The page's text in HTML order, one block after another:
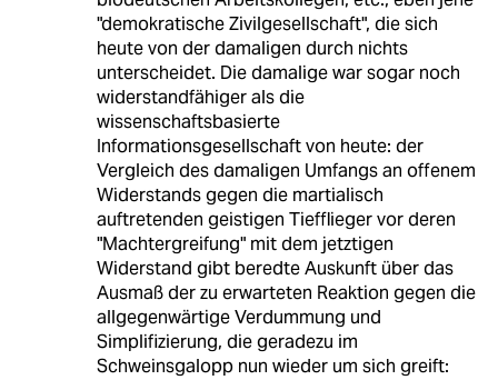
"demokratische Zivilgesellschaft", die sich
heute von der damaligen durch nichts
unterscheidet. Die damalige war sogar noch
widerstandfähiger als die
wissenschaftsbasierte
Informationsgesellschaft von heute: der
Vergleich des damaligen Umfangs an offenem
Widerstands gegen die martialisch
auftretenden geistigen Tiefflieger vor deren
"Machtergreifung" mit dem jetztigen
Widerstand gibt beredte Auskunft über das
Ausmaß der zu erwarteten Reaktion gegen die
allgegenwärtige Verdummung und
Simplifizierung, die geradezu im
Schweinsgalopp nun wieder um sich greift: